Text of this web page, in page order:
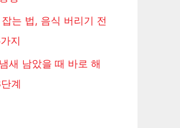
는 법, 음식 버리기 전
지
새 남았을 때 바로 해
계